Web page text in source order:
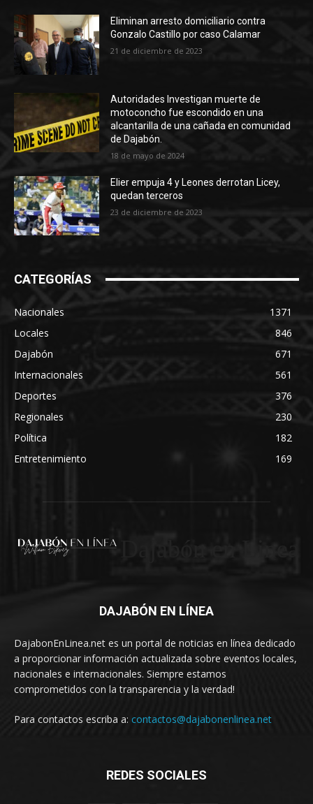
Eliminan arresto domiciliario contra
Gonzalo Castillo por caso Calamar
21 de diciembre de 2023
Autoridades Investigan muerte de
motoconcho fue escondido en una
alcantarilla de una cañada en comunidad
de Dajabón.
18 de mayo de 2024
Elier empuja 4 y Leones derrotan Licey,
quedan terceros
23 de diciembre de 2023
CATEGORÍAS
Nacionales
1371
Locales
846
Dajabón
671
Internacionales
561
Deportes
376
Regionales
230
Política
182
Entretenimiento
169
DAJABÓN EN LÍNEA
DajabonEnLinea.net es un portal de noticias en línea dedicado
a proporcionar información actualizada sobre eventos locales,
nacionales e internacionales. Siempre estamos
comprometidos con la transparencia y la verdad!
Para contactos escriba a: contactos@dajabonenlinea.net
REDES SOCIALES